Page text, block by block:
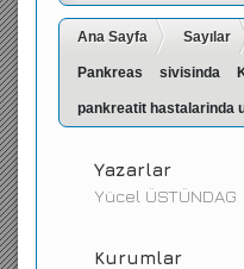
Ana Sayfa Sayılar
Pankreas sivisinda
pankreatit hastalarinda
Yazarlar
Yücel ÜSTÜNDAG
Kurumlar